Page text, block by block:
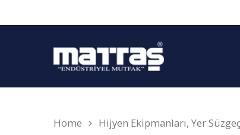
Home Hijyen Ekipmanları, Yer